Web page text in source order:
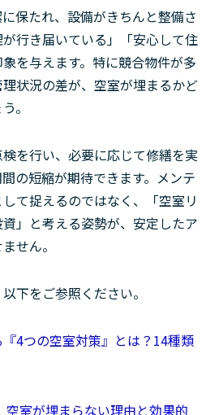
保たれ、設備がきちんと整備さ
行き届いている」「安心して住
を与えます。特に競合物件が多
状況の差が、空室が埋まるかど
。
を行い、必要に応じて修繕を実
の短縮が期待できます。メンテ
て捉えるのではなく、「空室リ
」と考える姿勢が、安定したア
せん。
下をご参照ください。
4つの空室対策』とは？14種類
空室が埋まらない理由と効果的